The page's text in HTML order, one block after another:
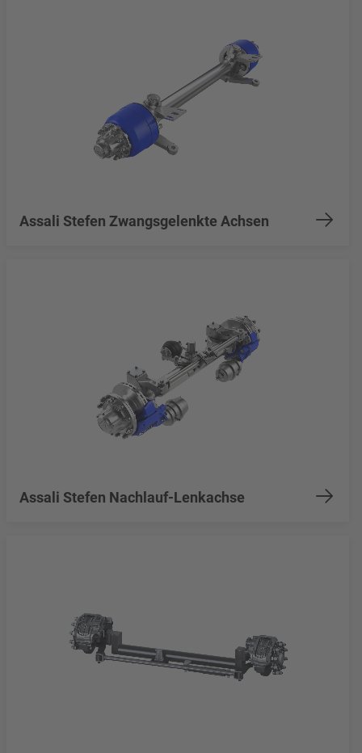
Assali Stefen Zwangsgelenkte Achsen
Assali Stefen Nachlauf-Lenkachse